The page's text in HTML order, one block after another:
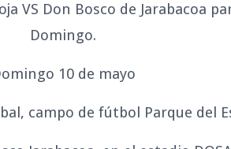
VS Don Bosco de Jarabacoa
Domingo.
10 de mayo
campo de fútbol Parque del